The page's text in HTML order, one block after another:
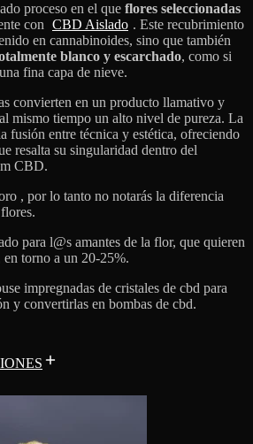
proceso en el que flores seleccionadas
con CBD Aislado . Este recubrimiento
en cannabinoides, sino que también
blanco y escarchado, como si
fina capa de nieve.
convierten en un producto llamativo y
mismo tiempo un alto nivel de pureza. La
fusión entre técnica y estética, ofreciendo
resalta su singularidad dentro del
CBD.
, por lo tanto no notarás la diferencia
para l@s amantes de la flor, que quieren
torno a un 20-25%.
impregnadas de cristales de cbd para
y convertirlas en bombas de cbd.